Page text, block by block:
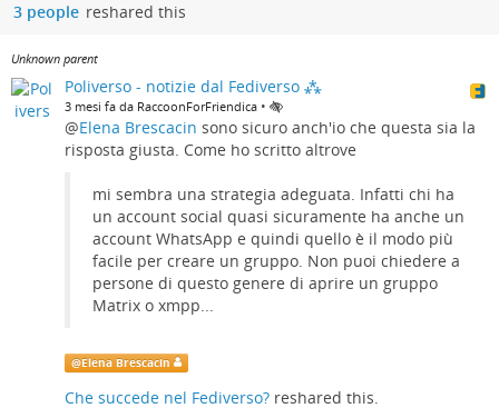
3 people reshared this
Unknown parent
Poliverso - notizie dal Fediverso ⁂
3 mesi fa da RaccoonForFriendica •
@Elena Brescacin sono sicuro anch'io che questa sia la
risposta giusta. Come ho scritto altrove
mi sembra una strategia adeguata. Infatti chi ha
un account social quasi sicuramente ha anche un
account WhatsApp e quindi quello è il modo più
facile per creare un gruppo. Non puoi chiedere a
persone di questo genere di aprire un gruppo
Matrix o xmpp...
@Elena Brescacin
Che succede nel Fediverso? reshared this.